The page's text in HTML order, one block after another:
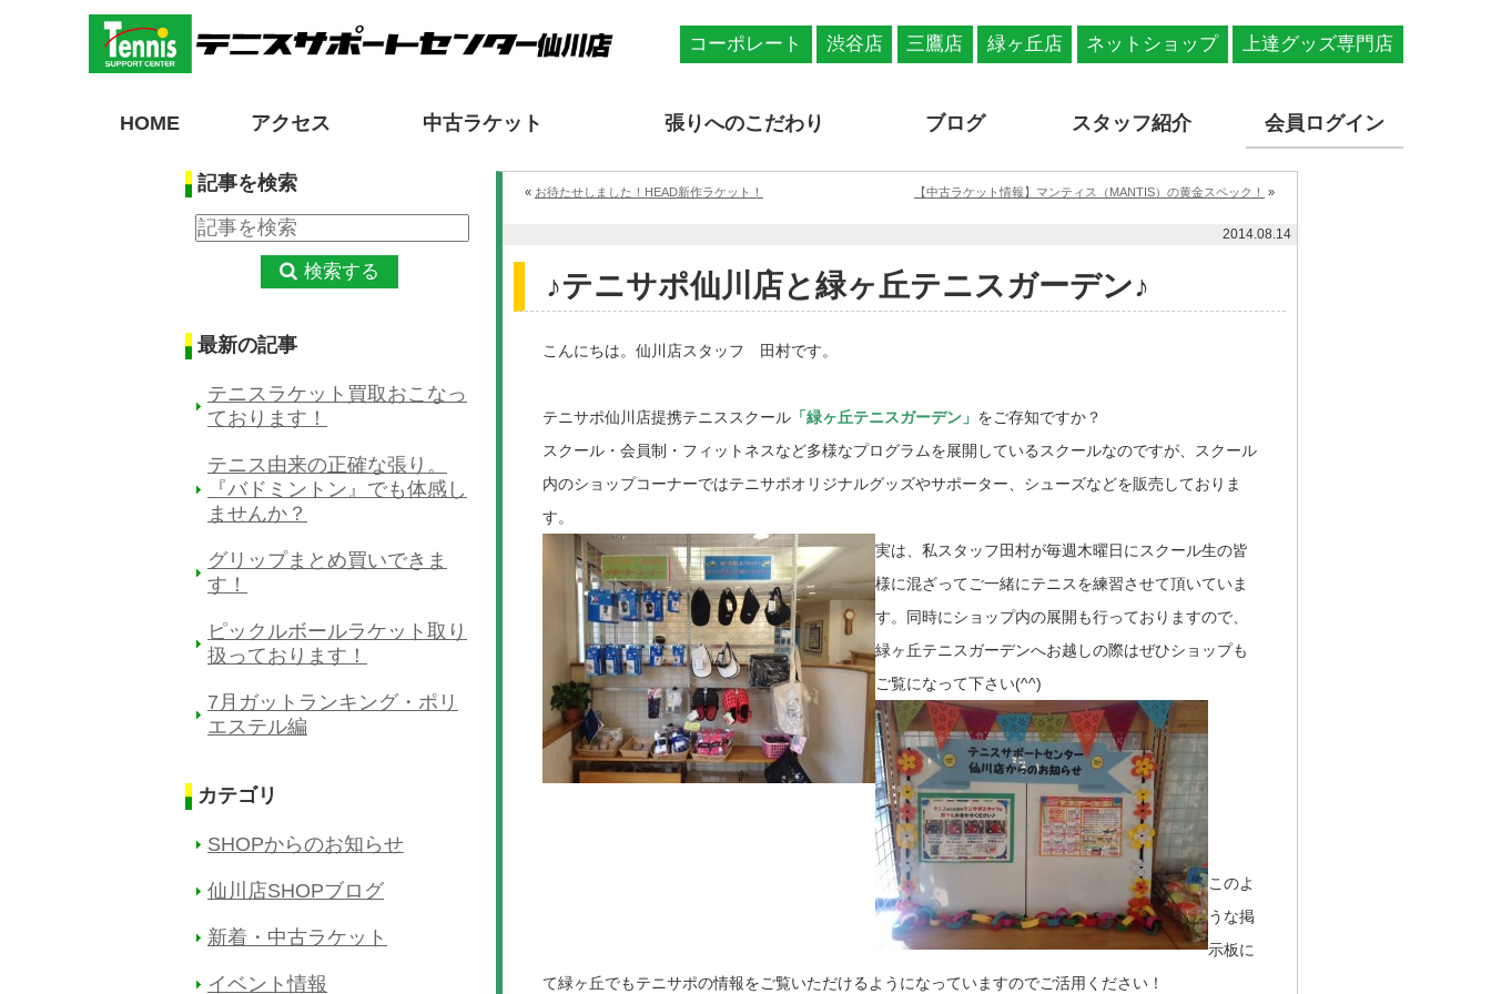
コーポレート 渋谷店 三鷹店 緑ヶ丘店 ネットショップ 上達グッズ専門店
HOME アクセス 中古ラケット 張りへのこだわり ブログ スタッフ紹介 会員ログイン
記事を検索
検索する
最新の記事
テニスラケット買取おこなっ
ております！
テニス由来の正確な張り。
『バドミントン』でも体感し
ませんか？
グリップまとめ買いできま
す！
ピックルボールラケット取り
扱っております！
7月ガットランキング・ポリ
エステル編
カテゴリ
SHOPからのお知らせ
仙川店SHOPブログ
新着・中古ラケット
イベント情報
« お待たせしました！HEAD新作ラケット！ 【中古ラケット情報】マンティス（MANTIS）の黄金スペック！ »
2014.08.14
♪テニサポ仙川店と緑ヶ丘テニスガーデン♪
こんにちは。仙川店スタッフ 田村です。
テニサポ仙川店提携テニススクール「緑ヶ丘テニスガーデン」 をご存知ですか？
スクール・会員制・フィットネスなど多様なプログラムを展開しているスクールなのですが、スクール
内のショップコーナーではテニサポオリジナルグッズやサポーター、シューズなどを販売しておりま
す。
実は、私スタッフ田村が毎週木曜日にスクール生の皆
様に混ざってご一緒にテニスを練習させて頂いていま
す。同時にショップ内の展開も行っておりますので、
緑ヶ丘テニスガーデンへお越しの際はぜひショップも
ご覧になって下さい(^^)
このよ
うな掲
示板に
て緑ヶ丘でもテニサポの情報をご覧いただけるようになっていますのでご活用ください！